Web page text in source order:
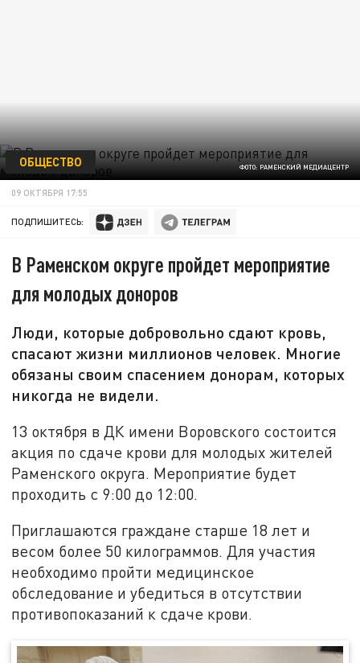
ФОТО: РАМЕНСКИЙ МЕДИАЦЕНТР
ОБЩЕСТВО
09 ОКТЯБРЯ 17:55
ПОДПИШИТЕСЬ:
В Раменском округе пройдет мероприятие
для молодых доноров
Люди, которые добровольно сдают кровь,
спасают жизни миллионов человек. Многие
обязаны своим спасением донорам, которых
никогда не видели.
13 октября в ДК имени Воровского состоится
акция по сдаче крови для молодых жителей
Раменского округа. Мероприятие будет
проходить с 9:00 до 12:00.
Приглашаются граждане старше 18 лет и
весом более 50 килограммов. Для участия
необходимо пройти медицинское
обследование и убедиться в отсутствии
противопоказаний к сдаче крови.